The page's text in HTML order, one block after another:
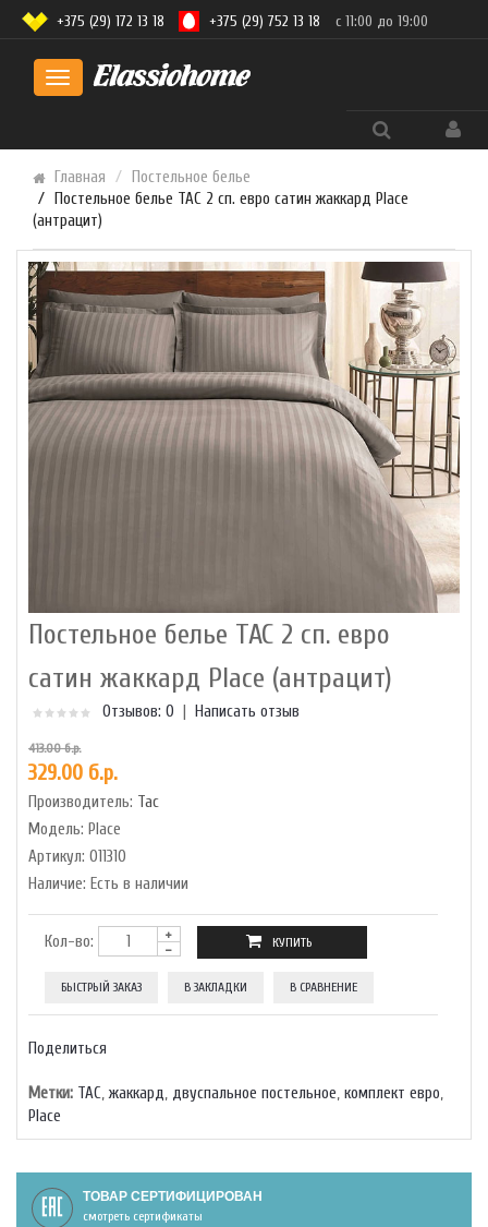
Toggle
+375 (29) 172 13 18 +375 (29) 752 13 18 с 11:00 до 19:00
Главная
Постельное белье
Постельное белье TAC 2 сп. евро сатин жаккард Place
(антрацит)
Постельное белье TAC 2 сп. евро
сатин жаккард Place (антрацит)
Отзывов: 0 Написать отзыв
413.00 б.р.
329.00 б.р.
Производитель: Tac
Модель: Place
Артикул: 011310
Наличие: Есть в наличии
Кол-во:
БЫСТРЫЙ ЗАКАЗ В ЗАКЛАДКИ В СРАВНЕНИЕ
Поделиться
Метки: TAC,жаккард, двуспальное постельное, комплект евро,
Place
ТОВАР СЕРТИФИЦИРОВАН
смотреть сертификаты